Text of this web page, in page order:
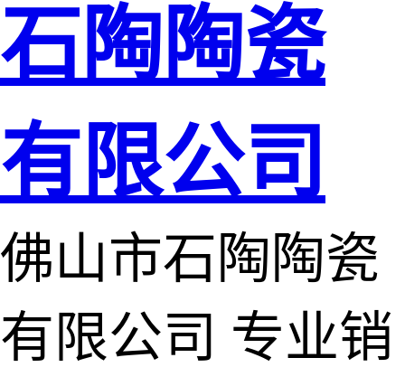
石陶陶瓷
有限公司
佛山市石陶陶瓷
有限公司 专业销